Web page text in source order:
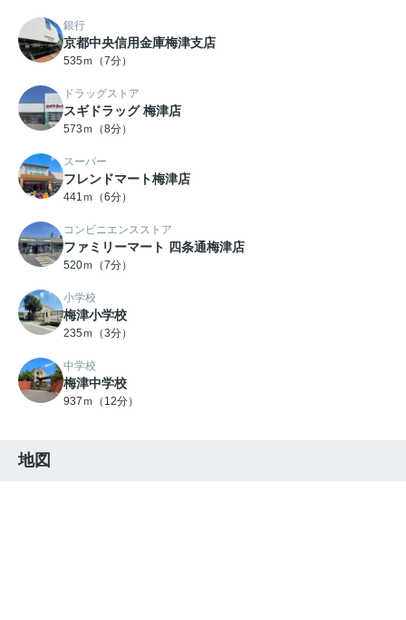
銀行
京都中央信用金庫梅津支店
535ｍ（7分）
ドラッグストア
スギドラッグ 梅津店
573ｍ（8分）
スーパー
フレンドマート梅津店
441ｍ（6分）
コンビニエンスストア
ファミリーマート 四条通梅津店
520ｍ（7分）
小学校
梅津小学校
235ｍ（3分）
中学校
梅津中学校
937ｍ（12分）
地図